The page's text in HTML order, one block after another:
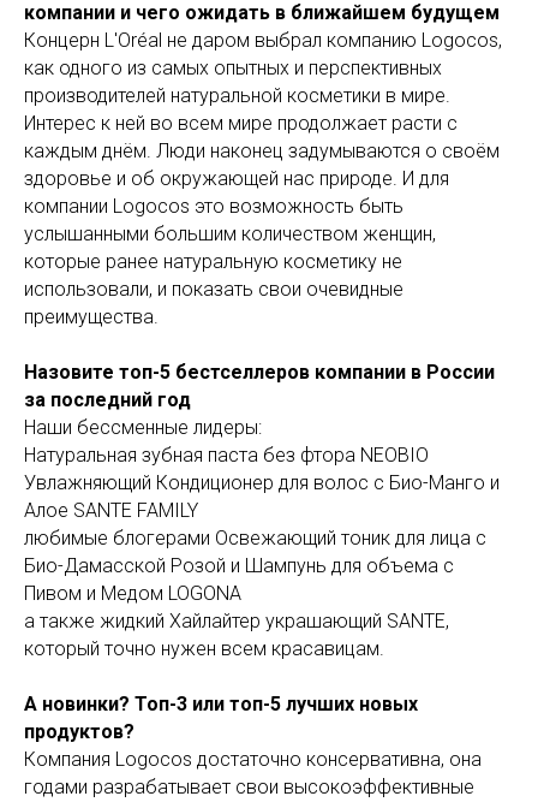
компании и чего ожидать в ближайшем будущем
Концерн L'Oréal не даром выбрал компанию Logocos,
как одного из самых опытных и перспективных
производителей натуральной косметики в мире.
Интерес к ней во всем мире продолжает расти с
каждым днём. Люди наконец задумываются о своём
здоровье и об окружающей нас природе. И для
компании Logocos это возможность быть
услышанными большим количеством женщин,
которые ранее натуральную косметику не
использовали, и показать свои очевидные
преимущества.
Назовите топ-5 бестселлеров компании в России
за последний год
Наши бессменные лидеры:
Натуральная зубная паста без фтора NEOBIO
Увлажняющий Кондиционер для волос с Био-Манго и
Алое SANTE FAMILY
любимые блогерами Освежающий тоник для лица c
Био-Дамасской Розой и Шампунь для объема с
Пивом и Медом LOGONA
а также жидкий Хайлайтер украшающий SANTE,
который точно нужен всем красавицам.
А новинки? Топ-3 или топ-5 лучших новых
продуктов?
Компания Logocos достаточно консервативна, она
годами разрабатывает свои высокоэффективные